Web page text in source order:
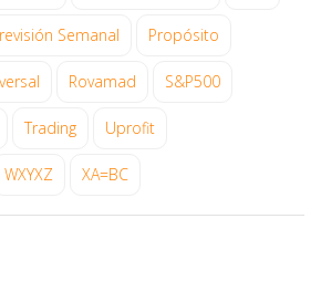
Semanal Propósito
Rovamad S&P500
Trading Uprofit
WXYXZ XA=BC